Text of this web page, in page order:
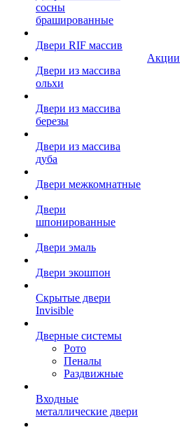
сосны
брашированные
Двери RIF массив
Двери из массива
ольхи
Двери из массива
березы
Двери из массива
дуба
Двери межкомнатные
Двери
шпонированные
Двери эмаль
Двери экошпон
Скрытые двери
Invisible
Дверные системы
Рото
Пеналы
Раздвижные
Входные
металлические двери
Акции